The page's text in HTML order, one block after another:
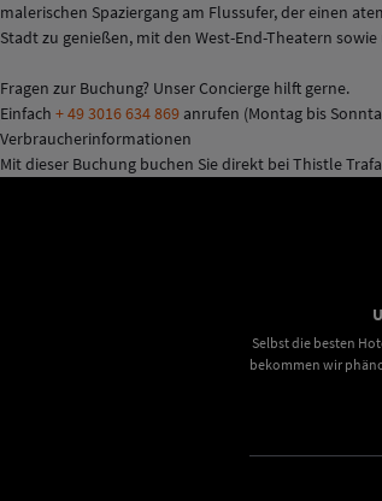
malerischen Spaziergang am Flussufer, der einen
Stadt zu genießen, mit den West-End-Theatern
Fragen zur Buchung? Unser Concierge hilft gerne.
Einfach + 49 3016 634 869 anrufen (Montag bis
Verbraucherinformationen
Mit dieser Buchung buchen Sie direkt bei Thistle
Selbst die besten
bekommen wir